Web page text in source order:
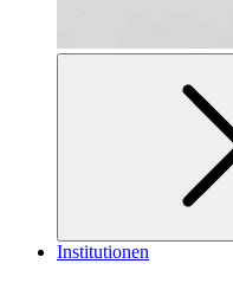
Institutionen